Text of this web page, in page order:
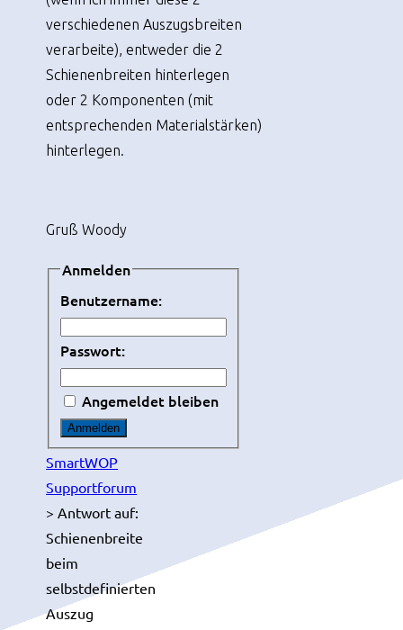
verschiedenen Auszugsbreiten
verarbeite), entweder die 2
Schienenbreiten hinterlegen
oder 2 Komponenten (mit
entsprechenden Materialstärken)
hinterlegen.
Gruß Woody
Anmelden
Benutzername:
Passwort:
Angemeldet bleiben
Anmelden
SmartWOP
Supportforum
> Antwort auf:
Schienenbreite
beim
selbstdefinierten
Auszug